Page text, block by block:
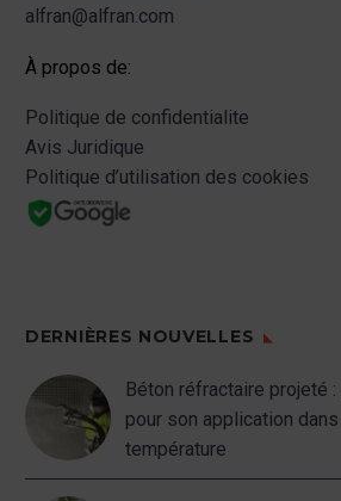
alfran@alfran.com
À propos de:
Politique de confidentialite
Avis Juridique
Politique d’utilisation des cookies
DERNIÈRES NOUVELLES
Béton réfractaire projeté
pour son application
température